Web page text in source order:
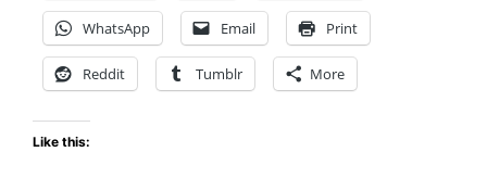
15
de
octubre
de
WhatsApp Email Print
Reddit Tumblr More
Like this: